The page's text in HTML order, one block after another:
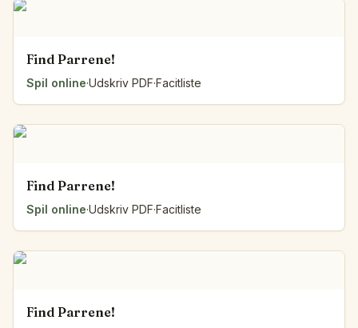
Find Parrene!
Spil online·Udskriv PDF·Facitliste
Find Parrene!
Spil online·Udskriv PDF·Facitliste
Find Parrene!